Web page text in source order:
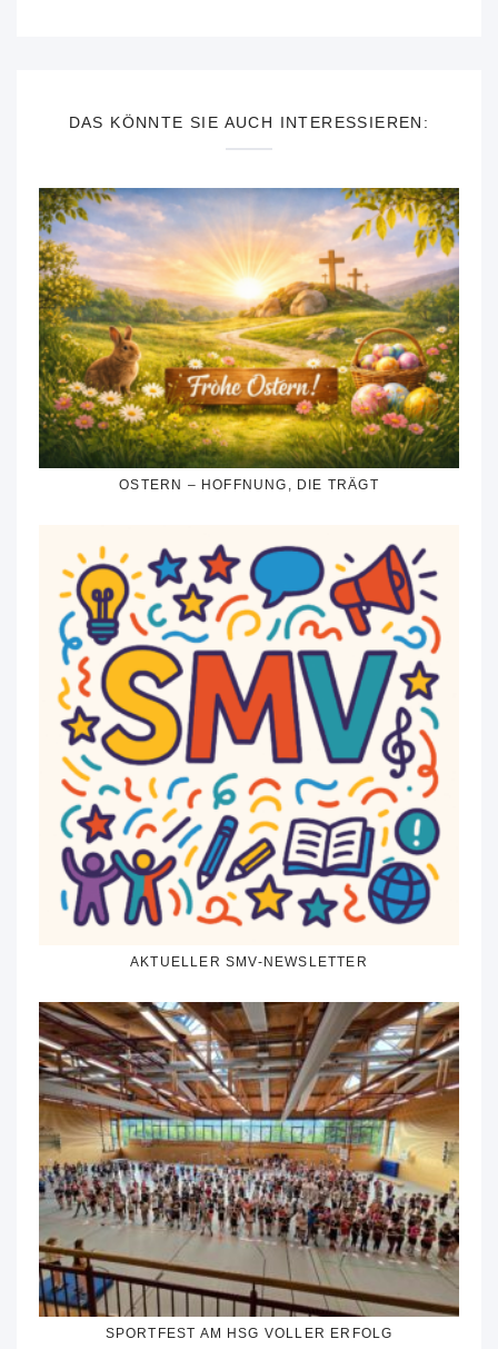
DAS KÖNNTE SIE AUCH INTERESSIEREN:
OSTERN – HOFFNUNG, DIE TRÄGT
AKTUELLER SMV-NEWSLETTER
SPORTFEST AM HSG VOLLER ERFOLG